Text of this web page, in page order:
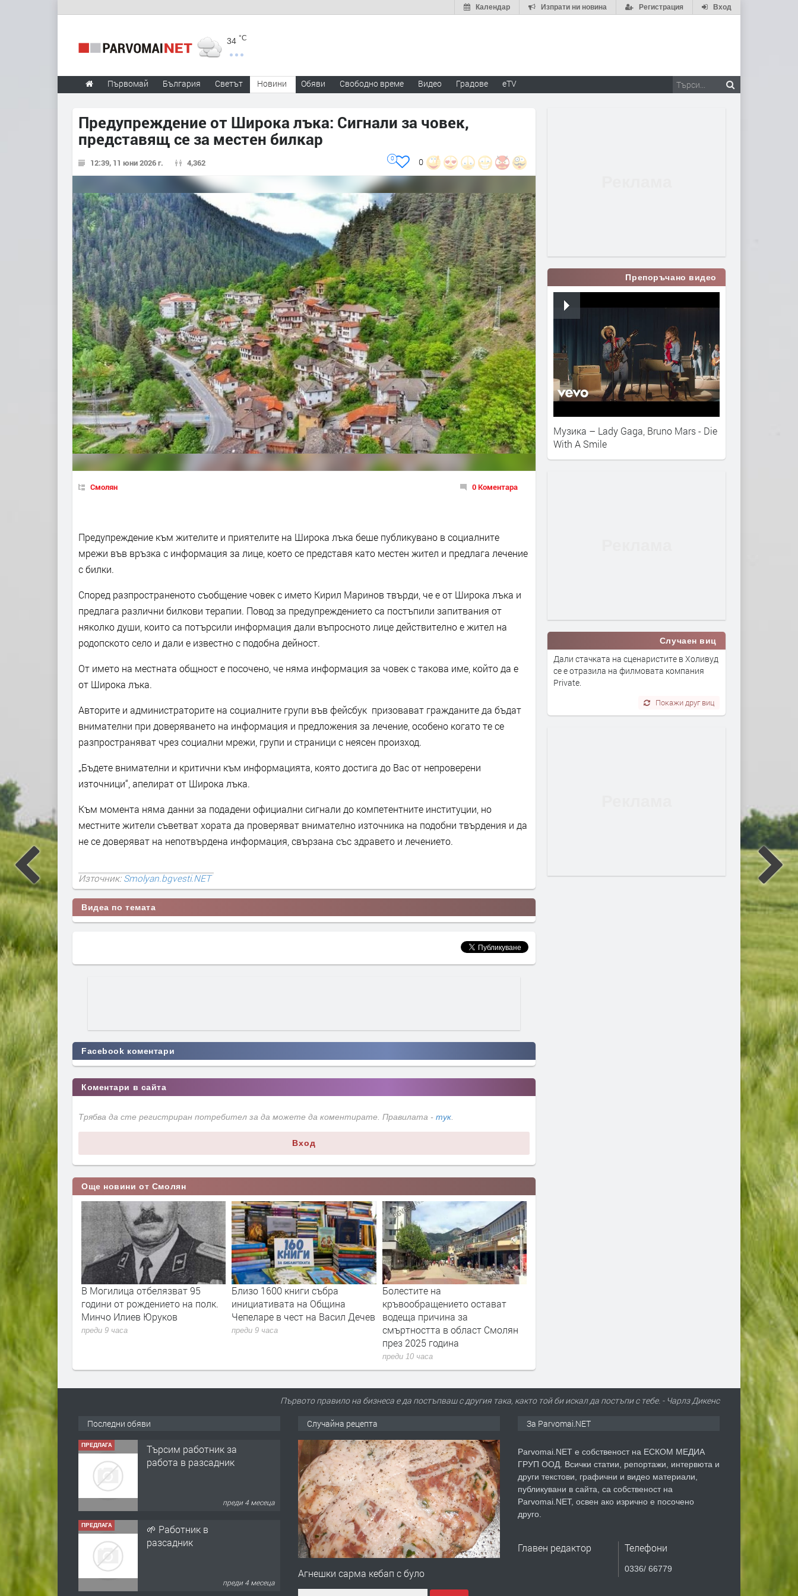
Вход
Регистрация
Изпрати ни новина
Календар
34 °C
Първомай България Светът Новини Обяви Свободно време Видео Градове eTV
Предупреждение от Широка лъка: Сигнали за човек,
представящ се за местен билкар
12:39, 11 юни 2026 г. 4,362 0
0
Смолян 0 Коментара
Предупреждение към жителите и приятелите на Широка лъка беше публикувано в социалните
мрежи във връзка с информация за лице, което се представя като местен жител и предлага лечение
с билки.
Според разпространеното съобщение човек с името Кирил Маринов твърди, че е от Широка лъка и
предлага различни билкови терапии. Повод за предупреждението са постъпили запитвания от
няколко души, които са потърсили информация дали въпросното лице действително е жител на
родопското село и дали е известно с подобна дейност.
От името на местната общност е посочено, че няма информация за човек с такова име, който да е
от Широка лъка.
Авторите и администраторите на социалните групи във фейсбук призовават гражданите да бъдат
внимателни при доверяването на информация и предложения за лечение, особено когато те се
разпространяват чрез социални мрежи, групи и страници с неясен произход.
„Бъдете внимателни и критични към информацията, която достига до Вас от непроверени
източници“, апелират от Широка лъка.
Към момента няма данни за подадени официални сигнали до компетентните институции, но
местните жители съветват хората да проверяват внимателно източника на подобни твърдения и да
не се доверяват на непотвърдена информация, свързана със здравето и лечението.
Източник:Smolyan.bgvesti.NET
Видеа по темата
Facebook коментари
Коментари в сайта
Трябва да сте регистриран потребител за да можете да коментирате. Правилата - тук.
Вход
Още новини от Смолян
на 17
В Могилица отбелязват 95
години от рождението на полк.
Минчо Илиев Юруков
преди 9 часа
Близо 1600 книги събра
инициативата на Община
Чепеларе в чест на Васил Дечев
преди 9 часа
Болестите на
кръвообращението остават
водеща причина за
смъртността в област Смолян
през 2025 година
преди 10 часа
"Родопа" стартира новия
в Пловдив след промяна
домакинството
Препоръчано видео
Музика – Lady Gaga, Bruno Mars - Die
With A Smile
Случаен виц
Дали стачката на сценаристите в Холивуд
се е отразила на филмовата компания
Private.
Покажи друг виц
Първото правило на бизнеса е да постъпваш с другия така, както той би искал да постъпи с тебе. - Чарлз Дикенс
Последни обяви
ПРЕДЛАГА
Търсим работник за
работа в разсадник
преди 4 месеца
ПРЕДЛАГА
🌱 Работник в
разсадник
преди 4 месеца
Случайна рецепта
Агнешки сарма кебап с було
За Parvomai.NET
Parvomai.NET е собственост на ЕСКОМ МЕДИА
ГРУП ООД. Всички статии, репортажи, интервюта и
други текстови, графични и видео материали,
публикувани в сайта, са собственост на
Parvomai.NET, освен ако изрично е посочено
друго.
Главен редактор Телефони
0336/ 66779